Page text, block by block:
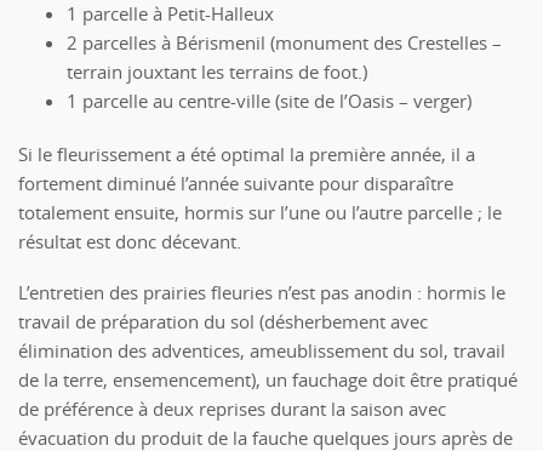
1 parcelle à Petit-Halleux
2 parcelles à Bérismenil (monument des Crestelles –
terrain jouxtant les terrains de foot.)
1 parcelle au centre-ville (site de l’Oasis – verger)
Si le fleurissement a été optimal la première année, il a
fortement diminué l’année suivante pour disparaître
totalement ensuite, hormis sur l’une ou l’autre parcelle ; le
résultat est donc décevant.
L’entretien des prairies fleuries n’est pas anodin : hormis le
travail de préparation du sol (désherbement avec
élimination des adventices, ameublissement du sol, travail
de la terre, ensemencement), un fauchage doit être pratiqué
de préférence à deux reprises durant la saison avec
évacuation du produit de la fauche quelques jours après de